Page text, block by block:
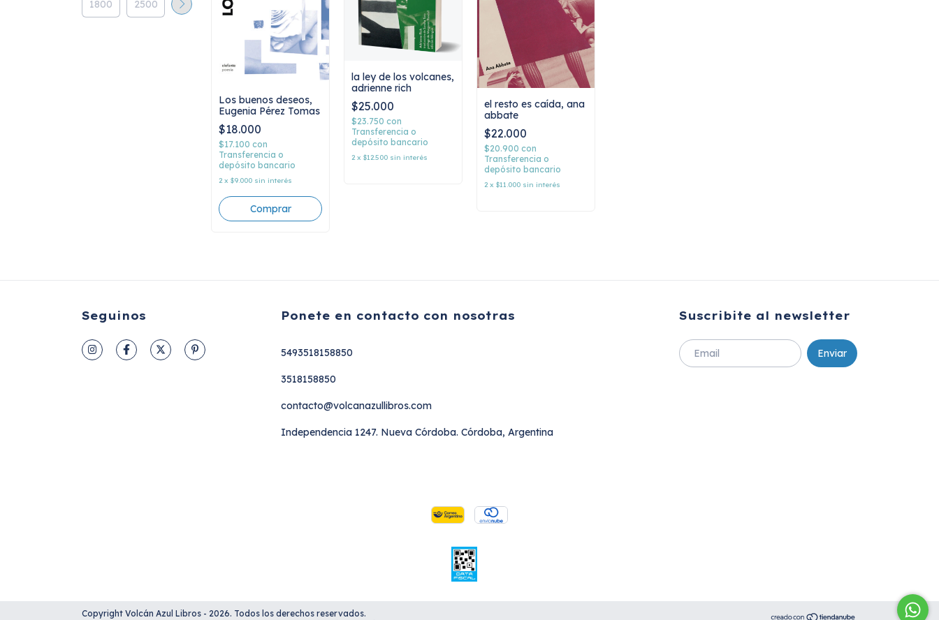
Los buenos deseos,
Eugenia Pérez Tomas
$18.000
$17.100 con
Transferencia o
depósito bancario
2 x $9.000 sin interés
la ley de los volcanes,
adrienne rich
$25.000
$23.750 con
Transferencia o
depósito bancario
2 x $12.500 sin interés
el resto es caída, ana
abbate
$22.000
$20.900 con
Transferencia o
depósito bancario
2 x $11.000 sin interés
Seguinos Ponete en contacto con nosotras
5493518158850
3518158850
contacto@volcanazullibros.com
Independencia 1247. Nueva Córdoba. Córdoba, Argentina
Suscribite al newsletter
Copyright Volcán Azul Libros - 2026. Todos los derechos reservados.